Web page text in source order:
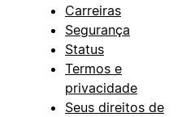
Carreiras
Segurança
Status
Termos e
privacidade
Seus direitos de